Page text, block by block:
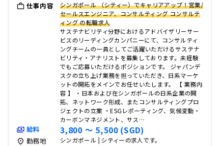
仕事内容
シンガポール （シティー）でキャリアアップ！営業/
セールスエンジニア、コンサルティング コンサルテ
ィング の転職求人
サステナビリティ分野におけるアドバイザリーサー
ビスのリーディングカンパニーにて、コンサルティ
ングチームの一員としてご活躍いただけるサステナ
ビリティ・アナリストを募集しております。未経験
でもご応募いただけるポジションです。 ジャパンデ
スクの立ち上げ業務を担っていただき、日系マーケ
ットの開拓をメインでお任せいたします。 【 業務内
容 】 ・日本および在シンガポールの日系企業の開
拓、ネットワーク形成、またコンサルティングプロ
ジェクトの立案 ・ESGレポーティング、気候変動・
カーボンマネジメント、サス…
給料 3,800 〜 5,500 (SGD)
勤務地 シンガポール | シティーの求人です。